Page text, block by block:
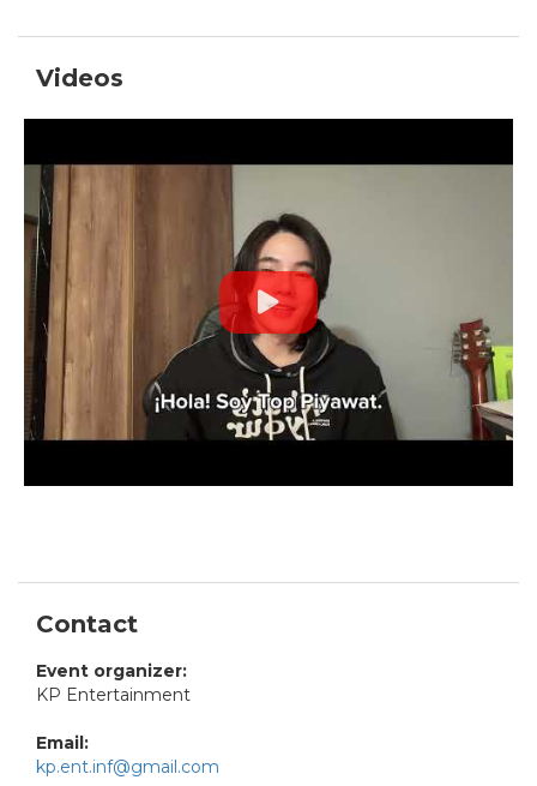
Videos
Contact
Event organizer:
KP Entertainment
Email:
kp.ent.inf@gmail.com